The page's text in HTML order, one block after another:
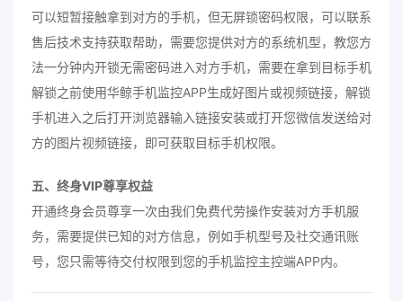
可以短暂接触拿到对方的手机，但无屏锁密码权限，可以联系
售后技术支持获取帮助，需要您提供对方的系统机型，教您方
法一分钟内开锁无需密码进入对方手机，需要在拿到目标手机
解锁之前使用华鲸手机监控APP生成好图片或视频链接，解锁
手机进入之后打开浏览器输入链接安装或打开您微信发送给对
方的图片视频链接，即可获取目标手机权限。
五、终身VIP尊享权益
开通终身会员尊享一次由我们免费代劳操作安装对方手机服
务，需要提供已知的对方信息，例如手机型号及社交通讯账
号，您只需等待交付权限到您的手机监控主控端APP内。